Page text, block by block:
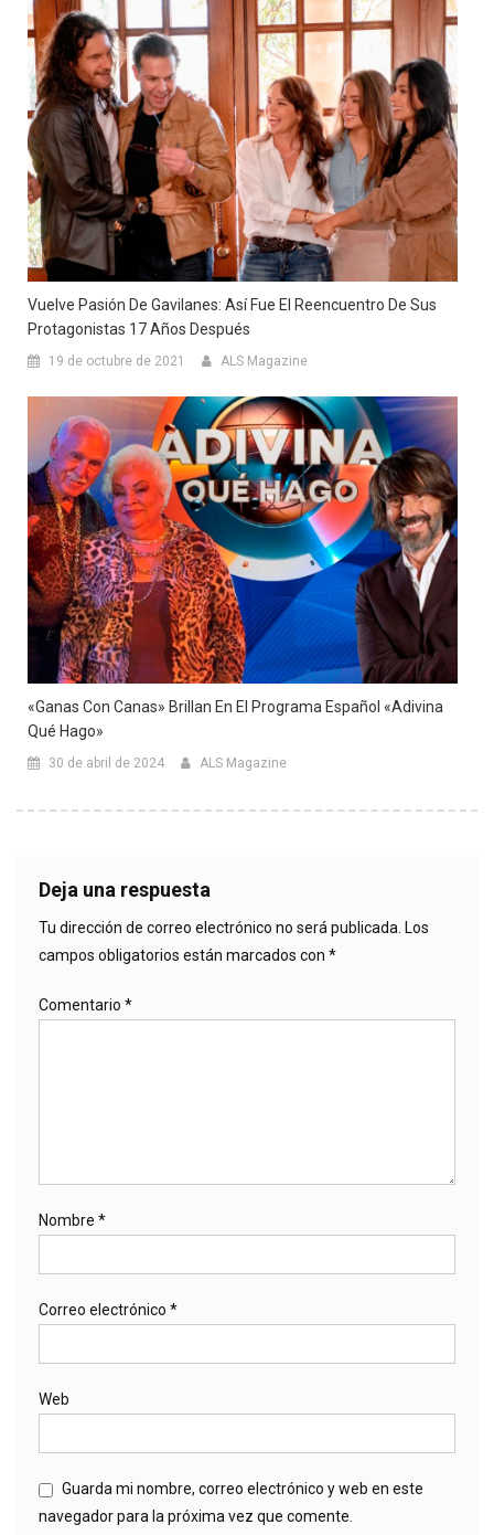
Vuelve Pasión De Gavilanes: Así Fue El Reencuentro De Sus
Protagonistas 17 Años Después
19 de octubre de 2021 ALS Magazine
«Ganas Con Canas» Brillan En El Programa Español «Adivina
Qué Hago»
30 de abril de 2024 ALS Magazine
Deja una respuesta
Tu dirección de correo electrónico no será publicada. Los
campos obligatorios están marcados con *
Comentario *
Nombre *
Correo electrónico *
Web
Guarda mi nombre, correo electrónico y web en este
navegador para la próxima vez que comente.